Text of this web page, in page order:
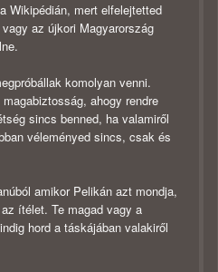
Wikipédián, mert elfelejtetted
az újkori Magyarország
komolyan venni.
ahogy rendre
sincs benned, ha valamiről
véleményed sincs, csak és
amikor Pelikán azt mondja,
ítélet. Te magad vagy a
hord a táskájában valakiről